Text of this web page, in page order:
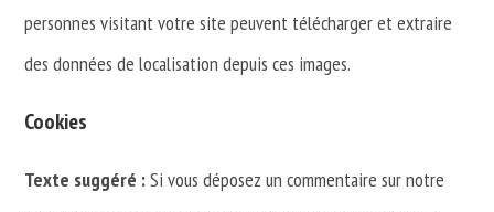
personnes visitant votre site peuvent télécharger et extraire
des données de localisation depuis ces images.
Cookies
Texte suggéré :Si vous déposez un commentaire sur notre